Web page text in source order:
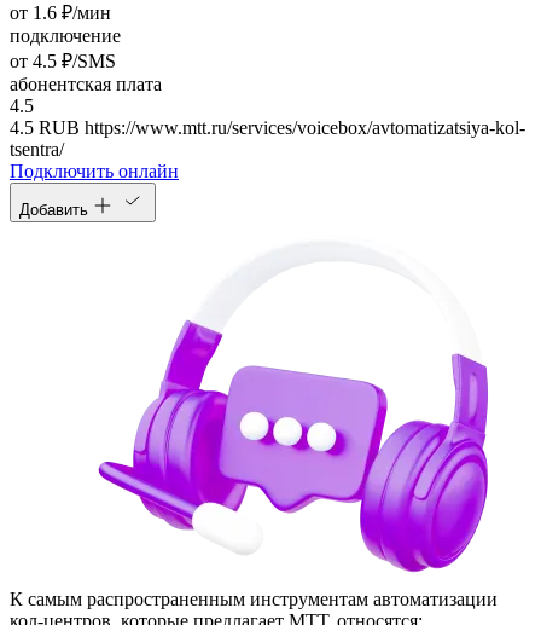
от 1.6 ₽/мин
подключение
от 4.5 ₽/SMS
абонентская плата
4.5
4.5 RUB https://www.mtt.ru/services/voicebox/avtomatizatsiya-kol-
tsentra/
Подключить онлайн
Добавить
К самым распространенным инструментам автоматизации
кол‑центров, которые предлагает МТТ, относятся: